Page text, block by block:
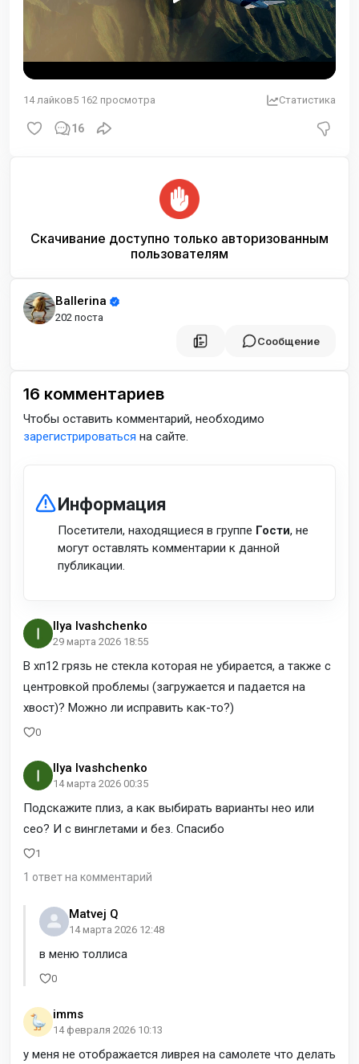
14лайков5 162 просмотра Статистика
16
Скачивание доступно только авторизованным
пользователям
Ballerina
202 поста
Сообщение
16 комментариев
Чтобы оставить комментарий, необходимо
зарегистрироваться на сайте.
Информация
Посетители, находящиеся в группе Гости, не
могут оставлять комментарии к данной
публикации.
Ilya Ivashchenko
29 марта 2026 18:55
В хп12 грязь не стекла которая не убирается, а также с
центровкой проблемы (загружается и падается на
хвост)? Можно ли исправить как-то?)
0
Ilya Ivashchenko
14 марта 2026 00:35
Подскажите плиз, а как выбирать варианты нео или
сео? И с винглетами и без. Спасибо
1
1 ответ на комментарий
Matvej Q
14 марта 2026 12:48
в меню толлиса
0
imms
14 февраля 2026 10:13
у меня не отображается ливрея на самолете что делать